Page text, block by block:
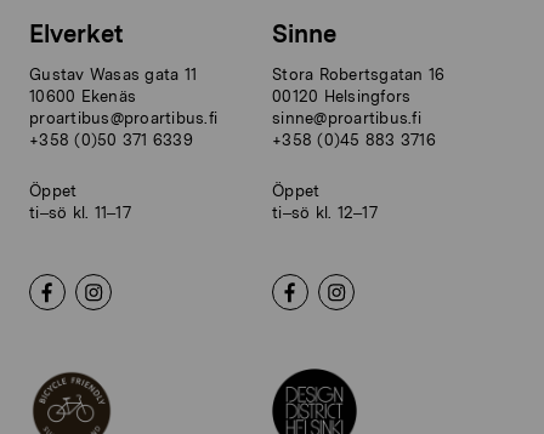
Elverket
Gustav Wasas gata 11
10600 Ekenäs
proartibus@proartibus.fi
+358 (0)50 371 6339
Öppet
ti–sö kl. 11–17
Sinne
Stora Robertsgatan 16
00120 Helsingfors
sinne@proartibus.fi
+358 (0)45 883 3716
Öppet
ti–sö kl. 12–17